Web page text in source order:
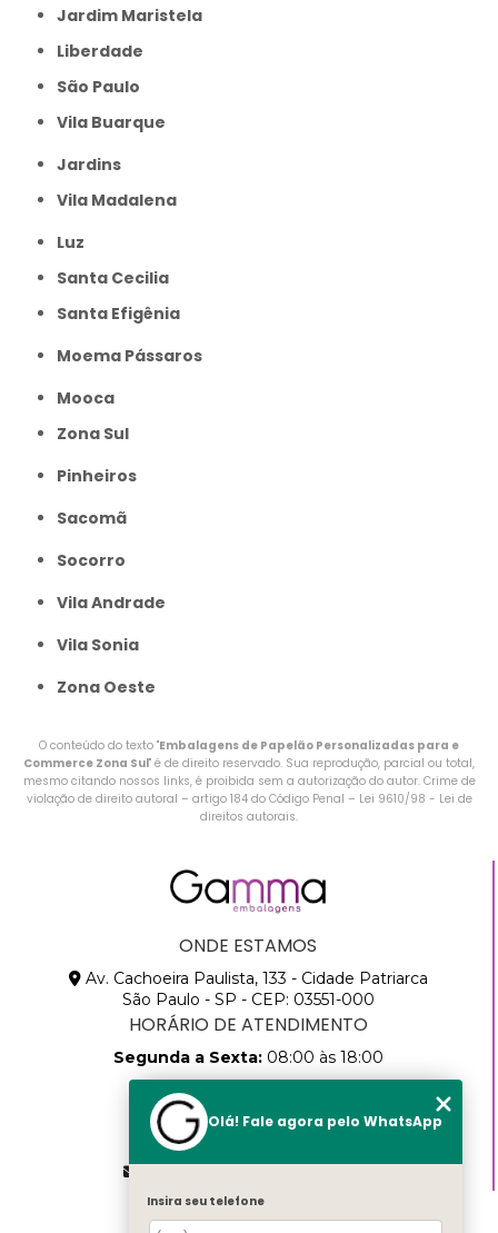
Jardim Maristela
Liberdade
São Paulo
Vila Buarque
Jardins
Vila Madalena
Luz
Santa Cecilia
Santa Efigênia
Moema Pássaros
Mooca
Zona Sul
Pinheiros
Sacomã
Socorro
Vila Andrade
Vila Sonia
Zona Oeste
O conteúdo do texto "Embalagens de Papelão Personalizadas para e
Commerce Zona Sul" é de direito reservado. Sua reprodução, parcial ou total,
mesmo citando nossos links, é proibida sem a autorização do autor. Crime de
violação de direito autoral – artigo 184 do Código Penal – Lei 9610/98 - Lei de
direitos autorais.
ONDE ESTAMOS
Av. Cachoeira Paulista, 133 - Cidade Patriarca
São Paulo - SP - CEP: 03551-000
HORÁRIO DE ATENDIMENTO
Segunda a Sexta:08:00 às 18:00
CONTATOS
(11) 2768-8783
(11) 99457-9205
MENU
Olá! Fale agora pelo WhatsApp
Insira seu telefone